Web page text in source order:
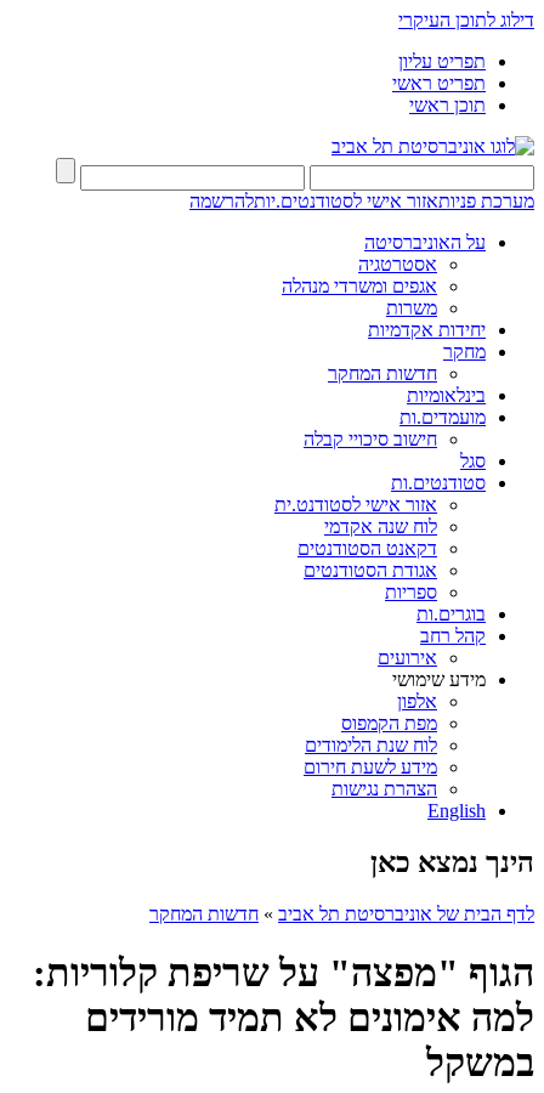
דילוג לתוכן העיקרי
תפריט עליון
תפריט ראשי
תוכן ראשי
מערכת פניותאזור אישי לסטודנטים.יותלהרשמה
על האוניברסיטה
אסטרטגיה
אגפים ומשרדי מנהלה
משרות
יחידות אקדמיות
מחקר
חדשות המחקר
בינלאומיות
מועמדים.ות
חישוב סיכויי קבלה
סגל
סטודנטים.ות
אזור אישי לסטודנט.ית
לוח שנה אקדמי
דקאנט הסטודנטים
אגודת הסטודנטים
ספריות
בוגרים.ות
קהל רחב
אירועים
מידע שימושי
אלפון
מפת הקמפוס
לוח שנת הלימודים
מידע לשעת חירום
הצהרת נגישות
English
הינך נמצא כאן
לדף הבית של אוניברסיטת תל אביב » חדשות המחקר
הגוף "מפצה" על שריפת קלוריות:
למה אימונים לא תמיד מורידים
במשקל